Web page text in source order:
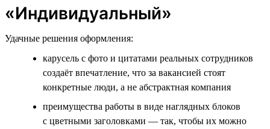
«Индивидуальный»
Удачные решения оформления:
карусель с фото и цитатами реальных сотрудников
создаёт впечатление, что за вакансией стоят
конкретные люди, а не абстрактная компания
преимущества работы в виде наглядных блоков
с цветными заголовками — так, чтобы их можно